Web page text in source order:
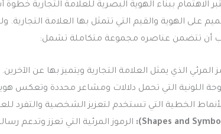
الاهتمام ببناء الهوية البصرية للعلامة التجارية
الهوية والقيم التي تتمثل بها العلامة التجارية.
أن تتضمن عناصره مجموعة متكاملة تشمل:
المرئي الذي يمثل العلامة التجارية ويتميز بها عن الآخرين.
اللونية التي تحمل دلالات ومشاعر محددة وتعكس
الخطية التي تستخدم لتعزيز الشخصية والتفرد
الرموز المرئية التي تعزز وتدعم